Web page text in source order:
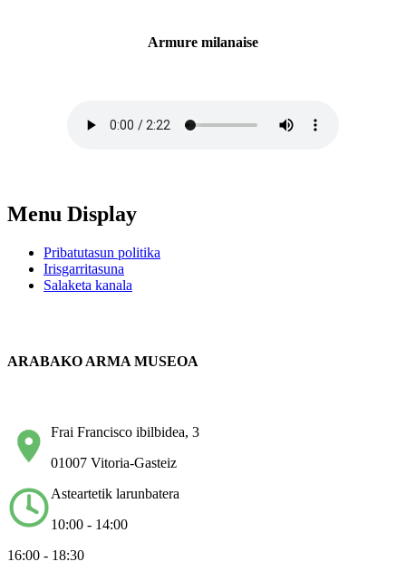
Armure milanaise
Menu Display
Pribatutasun politika
Irisgarritasuna
Salaketa kanala
ARABAKO ARMA MUSEOA
Frai Francisco ibilbidea, 3
01007 Vitoria-Gasteiz
Asteartetik larunbatera
10:00 - 14:00
16:00 - 18:30